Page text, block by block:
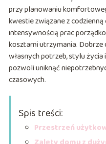
przy planowaniu
kwestie związane z
intensywnością prac
kosztami utrzymania.
własnych potrzeb, stylu
pozwoli uniknąć
czasowych.
Spis treści:
Przestrzeń